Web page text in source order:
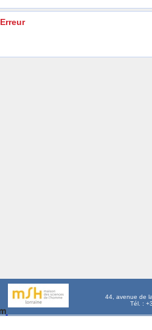
Erreur
44, avenue de
Tél. :